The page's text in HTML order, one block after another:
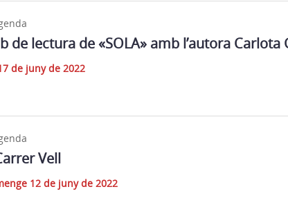
de lectura de «SOLA» amb l’autora Carlota
de juny de 2022
Vell
12 de juny de 2022